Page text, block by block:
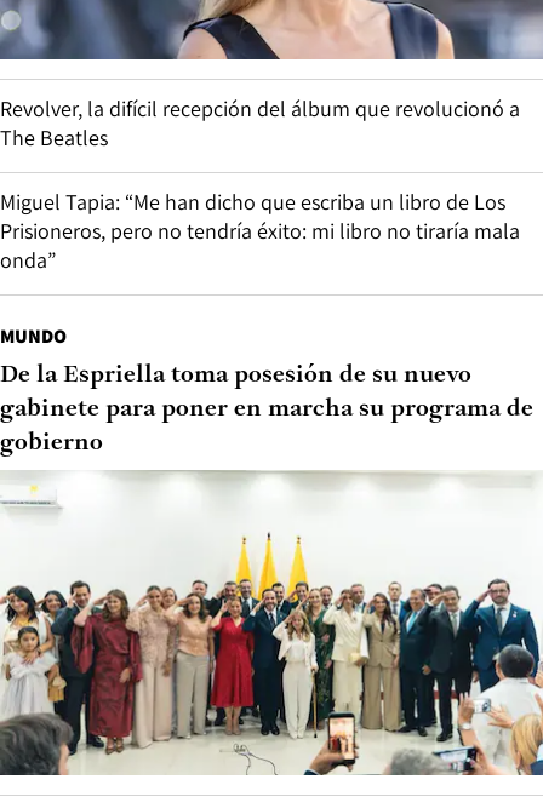
Revolver, la difícil recepción del álbum que revolucionó a
The Beatles
Miguel Tapia: “Me han dicho que escriba un libro de Los
Prisioneros, pero no tendría éxito: mi libro no tiraría mala
onda”
MUNDO
De la Espriella toma posesión de su nuevo
gabinete para poner en marcha su programa de
gobierno